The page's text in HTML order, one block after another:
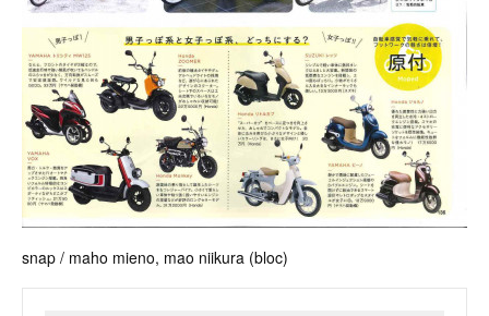
snap / maho mieno, mao niikura (bloc)